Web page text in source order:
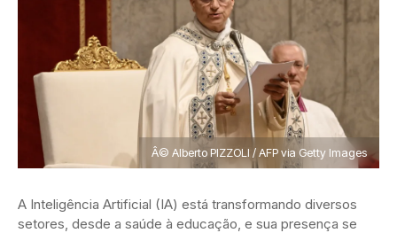
Â© Alberto PIZZOLI / AFP via Getty Images
A Inteligência Artificial (IA) está transformando diversos
setores, desde a saúde à educação, e sua presença se